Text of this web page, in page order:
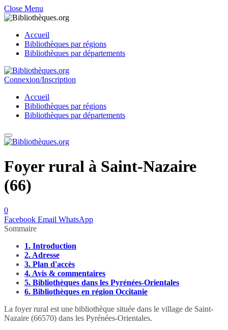
Close Menu
Accueil
Bibliothèques par régions
Bibliothèques par départements
Connexion/Inscription
Accueil
Bibliothèques par régions
Bibliothèques par départements
Foyer rural à Saint-Nazaire
(66)
0
Facebook Email WhatsApp
Sommaire
1. Introduction
2. Adresse
3. Plan d'accès
4. Avis & commentaires
5. Bibliothèques dans les Pyrénées-Orientales
6. Bibliothèques en région Occitanie
La foyer rural est une bibliothèque située dans le village de Saint-
Nazaire (66570) dans les Pyrénées-Orientales.